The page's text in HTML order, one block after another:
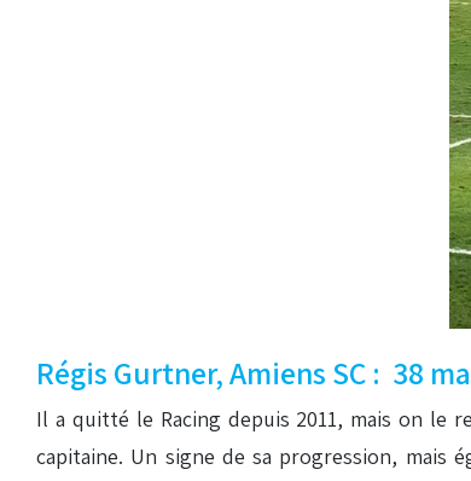
Régis Gurtner, Amiens SC : 38
Il a quitté le Racing depuis 2011, mais on le
capitaine. Un signe de sa progression, mais